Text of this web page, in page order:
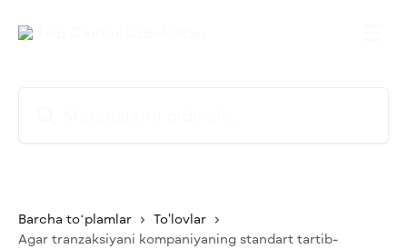
Barcha toʻplamlar
To'lovlar
Agar tranzaksiyani kompaniyaning standart tartib-